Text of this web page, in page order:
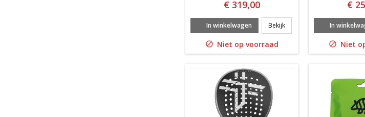
€ 319,00
In winkelwagen BekijkOxdog 8261520 Hyper 2.0
 Niet op voorraad
€
In
 Niet